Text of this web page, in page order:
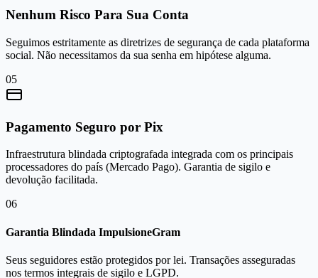
Nenhum Risco Para Sua Conta
Seguimos estritamente as diretrizes de segurança de cada plataforma
social. Não necessitamos da sua senha em hipótese alguma.
05
Pagamento Seguro por Pix
Infraestrutura blindada criptografada integrada com os principais
processadores do país (Mercado Pago). Garantia de sigilo e
devolução facilitada.
06
Garantia Blindada ImpulsioneGram
Seus seguidores estão protegidos por lei. Transações asseguradas
nos termos integrais de sigilo e LGPD.